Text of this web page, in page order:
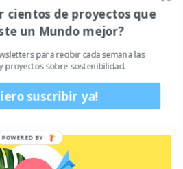
de comunicación centrado en
entidades de impacto social y
España como en América Latina.
todas las necesidades
como empresarios
y el emprendimiento social.
cientos de proyectos que
un Mundo mejor?
para recibir cada semana las
proyectos sobre sostenibilidad.
suscribir ya!
POWERED